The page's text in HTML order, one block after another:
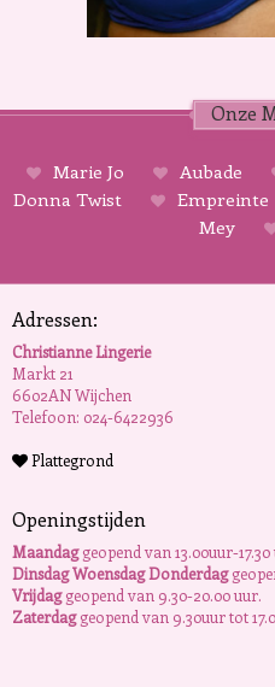
Onze
Marie Jo Aubade
Donna Twist
Empreinte
Mey
Adressen:
Christianne Lingerie
Markt 21
6602AN Wijchen
Telefoon: 024-6422936
Plattegrond
Openingstijden
Maandaggeopend van 13.00uur-17.30
Dinsdag Woensdag Donderdag
Vrijdaggeopend van 9.30-20.00 uur.
Zaterdaggeopend van 9.30uur tot